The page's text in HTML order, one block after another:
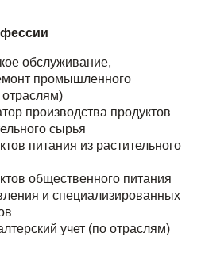
обслуживание,
промышленного
производства продуктов
сырья
питания из растительного
общественного питания
и специализированных
учет (по отраслям)